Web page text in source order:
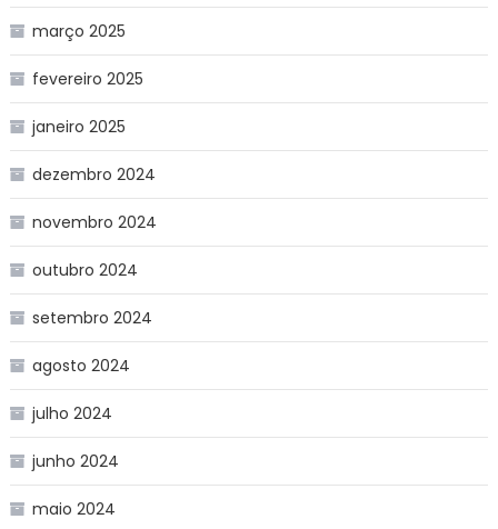
março 2025
fevereiro 2025
janeiro 2025
dezembro 2024
novembro 2024
outubro 2024
setembro 2024
agosto 2024
julho 2024
junho 2024
maio 2024